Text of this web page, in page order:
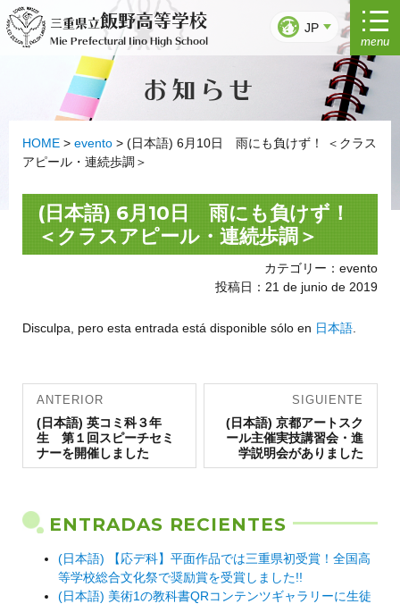
al
contenido
三重県立飯野高等学校
Mie Prefectural Iino High School
JP
menu
お知らせ
HOME > evento > (日本語) 6月10日 雨にも負けず！ ＜クラス
アピール・連続歩調＞
(日本語) 6月10日 雨にも負けず！
＜クラスアピール・連続歩調＞
カテゴリー：evento
投稿日：21 de junio de 2019
Disculpa, pero esta entrada está disponible sólo en 日本語
Navegación
de
entradas
ANTERIOR
Entrada
anterior:
(日本語) 英コミ科３年
生 第１回スピーチセミ
ナーを開催しました
SIGUIENTE
Entrada
siguiente:
(日本語) 京都アートスク
ール主催実技講習会・進
学説明会がありました
ENTRADAS RECIENTES
(日本語) 【応デ科】平面作品では三重県初受賞！全国高
等学校総合文化祭で奨励賞を受賞しました!!
(日本語) 美術1の教科書QRコンテンツギャラリーに生徒